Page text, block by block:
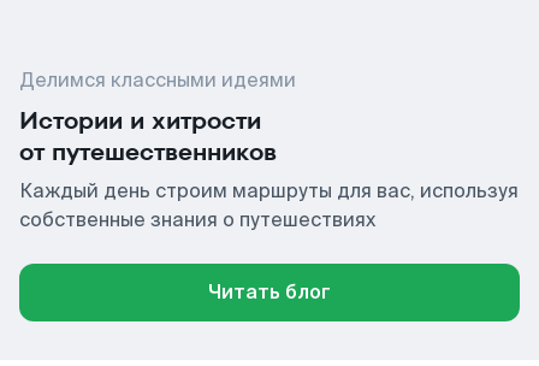
Делимся классными идеями
Истории и хитрости
от путешественников
Каждый день строим маршруты для вас, используя
собственные знания о путешествиях
Читать блог